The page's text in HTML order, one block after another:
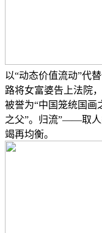
以“动态价值流动”代
路将女富婆告上法院
被誉为“中国笼统国画
之父”。归流”——取人
竭再均衡。